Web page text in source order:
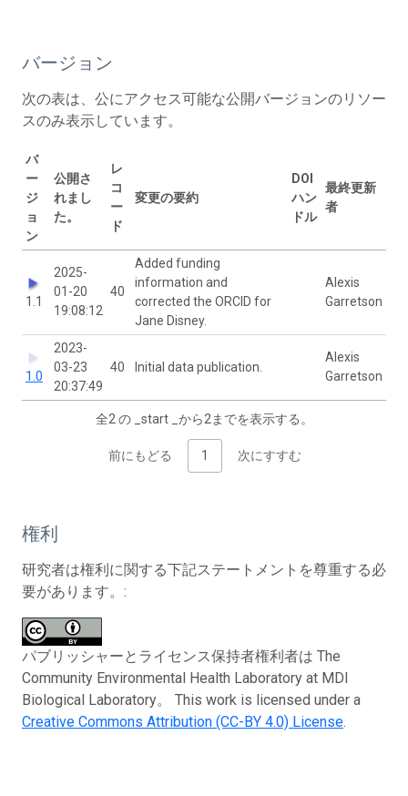
バージョン
次の表は、公にアクセス可能な公開バージョンのリソー
スのみ表示しています。
バ
ー
ジ
ョ
ン
公開さ
れまし
た。
レ
コ
ー
ド
変更の要約
DOI
ハン
ドル
最終更新
者
1.1
2025-
01-20
19:08:12
40
Added funding
information and
corrected the ORCID for
Jane Disney.
Alexis
Garretson
1.0
2023-
03-23
20:37:49
40 Initial data publication.
Alexis
Garretson
全2 の _start _から2までを表示する。
前にもどる 1 次にすすむ
権利
研究者は権利に関する下記ステートメントを尊重する必
要があります。:
パブリッシャーとライセンス保持者権利者は The
Community Environmental Health Laboratory at MDI
Biological Laboratory。 This work is licensed under a
Creative Commons Attribution (CC-BY 4.0) License.